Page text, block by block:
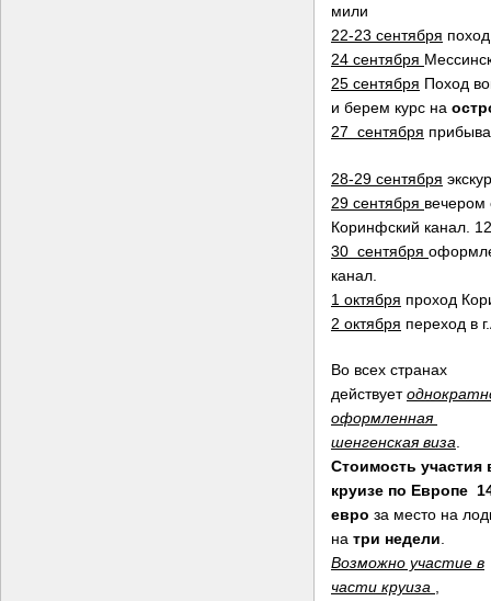
мили
22-23 сентября
24 сентября
25 сентября Поход
и берем курс на
27 сентября
28-29 сентября
29 сентября вечером
Коринфский канал.
30 сентября
канал.
1 октября проход
2 октября переход в
Во всех странах
действует
оформленная
шенгенская виза.
Стоимость участия
круизе по Европе
евро за место на
на три недели.
Возможно участие в
части круиза ,